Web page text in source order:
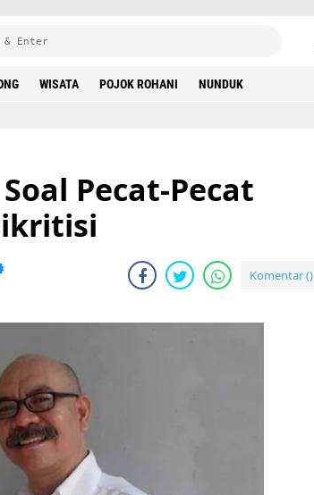
WISATA POJOK ROHANI NUNDUK
Pecat-Pecat
Komentar ()